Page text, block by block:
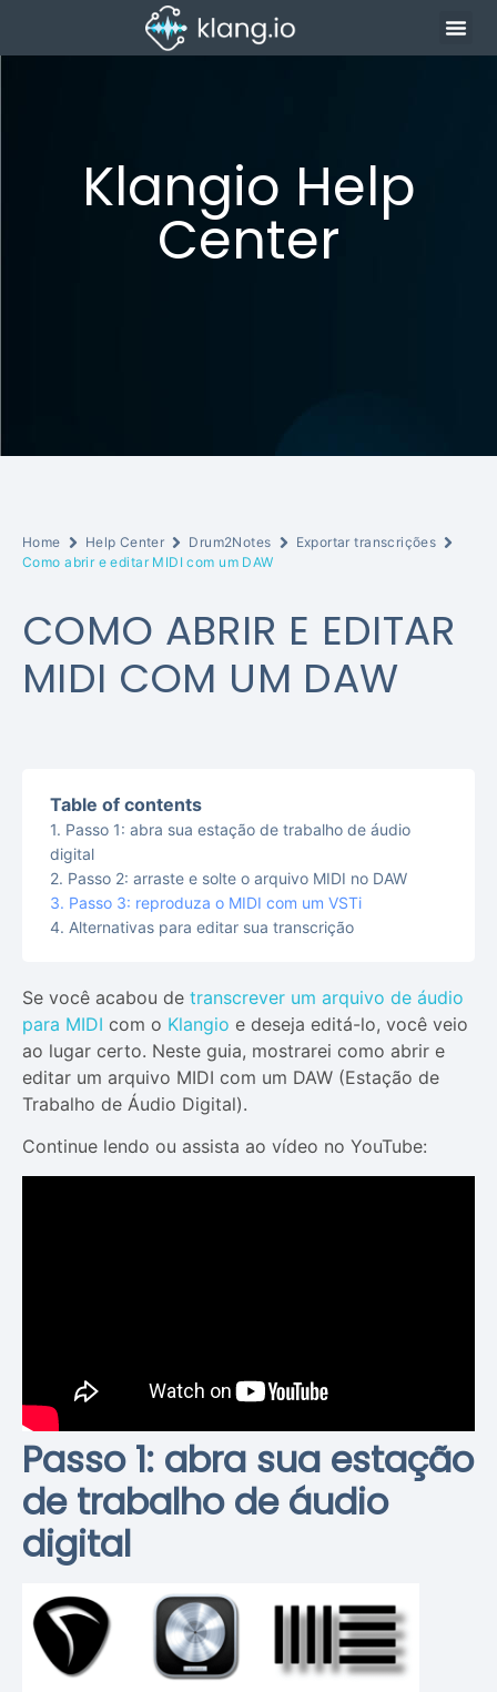
Klangio Help
Center
Home Help Center Drum2Notes
Exportar transcrições
Como abrir e editar MIDI com um DAW
COMO ABRIR E EDITAR
MIDI COM UM DAW
Table of contents
Passo 1: abra sua estação de trabalho de áudio
digital
Passo 2: arraste e solte o arquivo MIDI no DAW
Passo 3: reproduza o MIDI com um VSTi
Alternativas para editar sua transcrição
Se você acabou de transcrever um arquivo de áudio
para MIDI com o Klangio e deseja editá-lo, você veio
ao lugar certo. Neste guia, mostrarei como abrir e
editar um arquivo MIDI com um DAW (Estação de
Trabalho de Áudio Digital).
Continue lendo ou assista ao vídeo no YouTube:
Passo 1: abra sua estação
de trabalho de áudio
digital